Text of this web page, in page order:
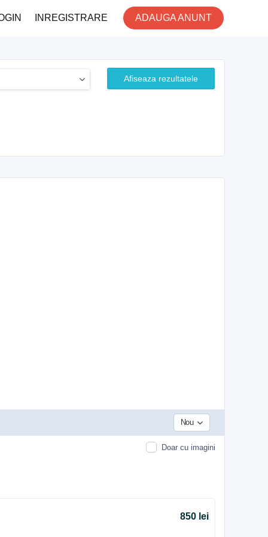
ADAUGA ANUNT
INREGISTRARE
Afiseaza rezultatele
Nou
Doar cu imagini
850 lei